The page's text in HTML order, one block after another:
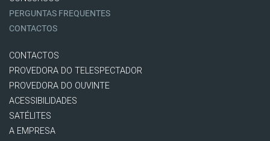
PERGUNTAS FREQUENTES
CONTACTOS
CONTACTOS
PROVEDORA DO TELESPECTADOR
PROVEDORA DO OUVINTE
ACESSIBILIDADES
SATÉLITES
A EMPRESA